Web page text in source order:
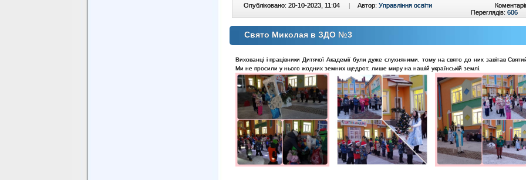
Опубліковано: 20-10-2023, 11:04 | Автор: Управління освіти
Переглядів: 606
Свято Миколая в ЗДО №3
Вихованці і працівники Дитячої Академії були дуже слухняними, тому на свято до них завітав
Ми не просили у нього жодних земних щедрот, лише миру на нашій українській землі.